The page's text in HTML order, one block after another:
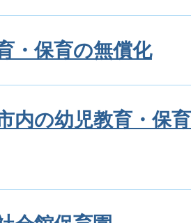
・保育の無償化
内の幼児教育・保